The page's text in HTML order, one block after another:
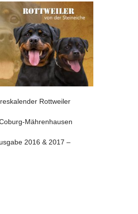
Rottweiler
Mährenhausen
2016 & 2017 –